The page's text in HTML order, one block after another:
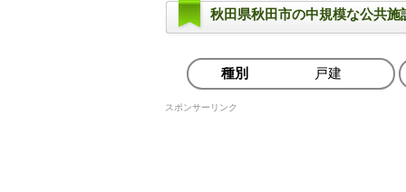
秋田県秋田市の中規模な公共
種別 戸建
スポンサーリンク